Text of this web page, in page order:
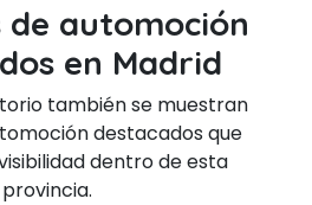
de automoción
en Madrid
también se muestran
destacados que
dentro de esta
provincia.